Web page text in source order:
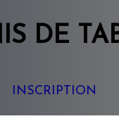
DE
INSCRIPTION